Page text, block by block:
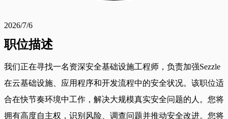
2026/7/6
职位描述
我们正在寻找一名资深安全基础设施工程师，负责加强Sezzle
在云基础设施、应用程序和开发流程中的安全状况。该职位适
合在快节奏环境中工作，解决大规模真实安全问题的人。您将
拥有高度自主权，识别风险、调查问题并推动安全改进。您将